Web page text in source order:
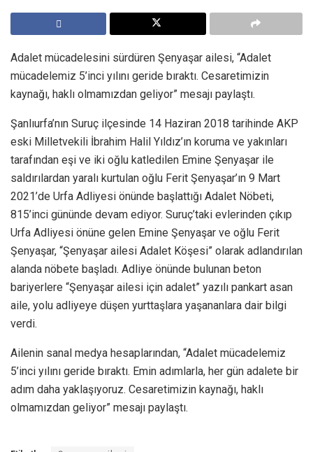
Adalet mücadelesini sürdüren Şenyaşar ailesi, “Adalet
mücadelemiz 5’inci yılını geride bıraktı. Cesaretimizin
kaynağı, haklı olmamızdan geliyor” mesajı paylaştı.
Şanlıurfa’nın Suruç ilçesinde 14 Haziran 2018 tarihinde AKP
eski Milletvekili İbrahim Halil Yıldız’ın koruma ve yakınları
tarafından eşi ve iki oğlu katledilen Emine Şenyaşar ile
saldırılardan yaralı kurtulan oğlu Ferit Şenyaşar’ın 9 Mart
2021’de Urfa Adliyesi önünde başlattığı Adalet Nöbeti,
815’inci gününde devam ediyor. Suruç’taki evlerinden çıkıp
Urfa Adliyesi önüne gelen Emine Şenyaşar ve oğlu Ferit
Şenyaşar, “Şenyaşar ailesi Adalet Köşesi” olarak adlandırılan
alanda nöbete başladı. Adliye önünde bulunan beton
bariyerlere “Şenyaşar ailesi için adalet” yazılı pankart asan
aile, yolu adliyeye düşen yurttaşlara yaşananlara dair bilgi
verdi.
Ailenin sanal medya hesaplarından, “Adalet mücadelemiz
5’inci yılını geride bıraktı. Emin adımlarla, her gün adalete bir
adım daha yaklaşıyoruz. Cesaretimizin kaynağı, haklı
olmamızdan geliyor” mesajı paylaştı.